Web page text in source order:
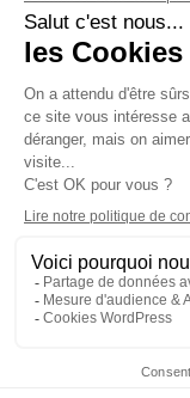
Contactez-nous
confidentialité-